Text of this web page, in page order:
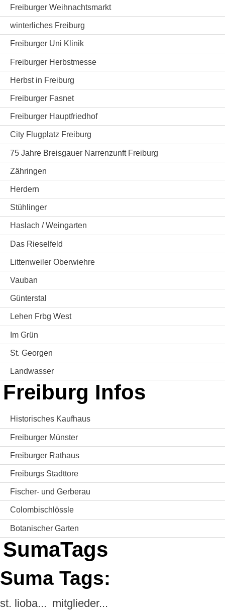
Freiburger Weihnachtsmarkt
winterliches Freiburg
Freiburger Uni Klinik
Freiburger Herbstmesse
Herbst in Freiburg
Freiburger Fasnet
Freiburger Hauptfriedhof
City Flugplatz Freiburg
75 Jahre Breisgauer Narrenzunft Freiburg
Zähringen
Herdern
Stühlinger
Haslach / Weingarten
Das Rieselfeld
Littenweiler Oberwiehre
Vauban
Günterstal
Lehen Frbg West
Im Grün
St. Georgen
Landwasser
Freiburg Infos
Historisches Kaufhaus
Freiburger Münster
Freiburger Rathaus
Freiburgs Stadttore
Fischer- und Gerberau
Colombischlössle
Botanischer Garten
SumaTags
Suma Tags:
st. lioba... mitglieder...